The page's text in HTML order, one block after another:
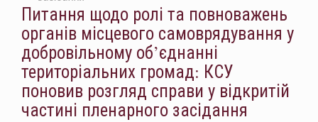
Питання щодо ролі та повноважень
органів місцевого самоврядування у
добровільному об’єднанні
територіальних громад: КСУ
поновив розгляд справи у відкритій
частині пленарного засідання